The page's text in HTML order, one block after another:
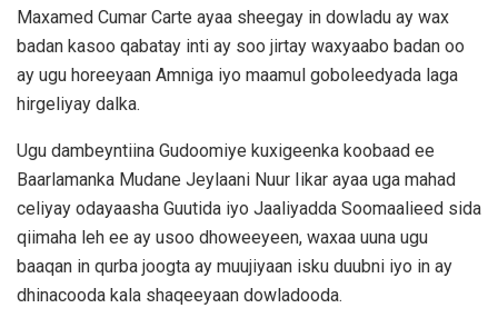
Maxamed Cumar Carte ayaa sheegay in dowladu ay wax
badan kasoo qabatay inti ay soo jirtay waxyaabo badan oo
ay ugu horeeyaan Amniga iyo maamul goboleedyada laga
hirgeliyay dalka.
Ugu dambeyntiina Gudoomiye kuxigeenka koobaad ee
Baarlamanka Mudane Jeylaani Nuur Iikar ayaa uga mahad
celiyay odayaasha Guutida iyo Jaaliyadda Soomaalieed sida
qiimaha leh ee ay usoo dhoweeyeen, waxaa uuna ugu
baaqan in qurba joogta ay muujiyaan isku duubni iyo in ay
dhinacooda kala shaqeeyaan dowladooda.